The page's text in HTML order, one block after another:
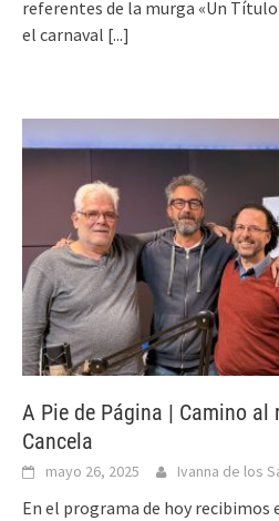
referentes de la murga «Un
el carnaval [...]
A Pie de Página | Camino al
Cancela
mayo 26, 2025 Ivanna de los
En el programa de hoy recibimos